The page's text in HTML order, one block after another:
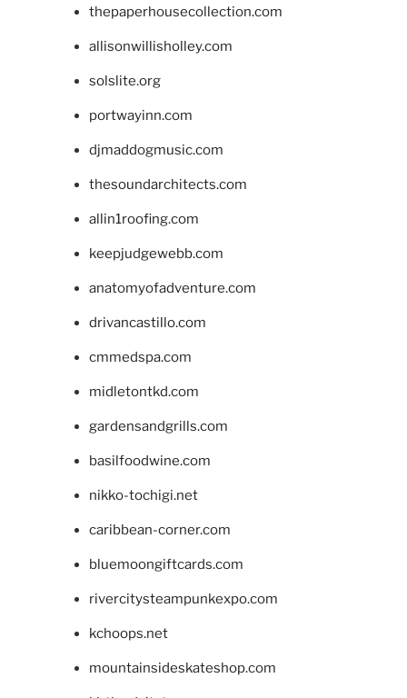
thepaperhousecollection.com
allisonwillisholley.com
solslite.org
portwayinn.com
djmaddogmusic.com
thesoundarchitects.com
allin1roofing.com
keepjudgewebb.com
anatomyofadventure.com
drivancastillo.com
cmmedspa.com
midletontkd.com
gardensandgrills.com
basilfoodwine.com
nikko-tochigi.net
caribbean-corner.com
bluemoongiftcards.com
rivercitysteampunkexpo.com
kchoops.net
mountainsideskateshop.com